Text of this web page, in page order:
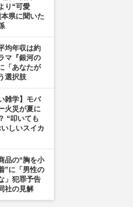
り“可愛
県に聞いた
均年収は約
マ『銀河の
「あなたが
選択肢
雑学】モバ
火災が夏に
“叩いても
しいスイカ
品の“胸を小
”に「男性の
」犯罪予告
社の見解